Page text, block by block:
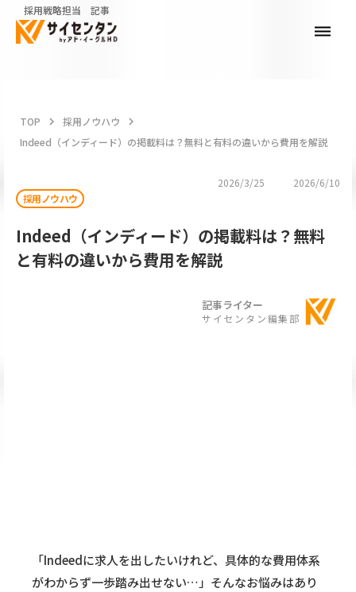
dehaze
TOP keyboard_arrow_right 採用ノウハウ keyboard_arrow_right
Indeed（インディード）の掲載料は？無料と有料の違いから費用を解説
2026/3/25
2026/6/10
採用ノウハウ
Indeed（インディード）の掲載料は？無料
と有料の違いから費用を解説
記事ライター
サイセンタン編集部
「Indeedに求人を出したいけれど、具体的な費用体系
がわからず一歩踏み出せない…」そんなお悩みはあり
採用戦略担当 記事